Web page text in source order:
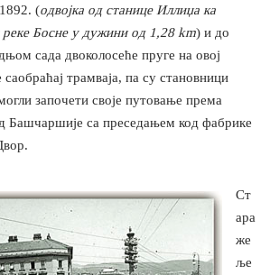
(одвојка од станице Иллиџа ка
Босне у дужини од 1,28 km) и до
сада двоколосеће пруге на овој
трамваја, па су становници
започети своје путовање према
Башчаршије са преседањем код фабрике
Ст
ара
же
ље